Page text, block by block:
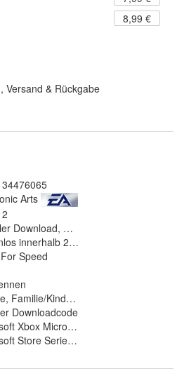
8,99 €
Versand & Rückgabe
Arts
Download, Multiplayer, Online
innerhalb 24h per Hood.de
Speed
Familie/Kinder, Rennen, Simulation,
Downloadcode
Xbox Microsoft Xbox Series X
Store Serie X billig günstig Downloa